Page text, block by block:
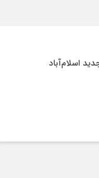
اسلام‌آباد